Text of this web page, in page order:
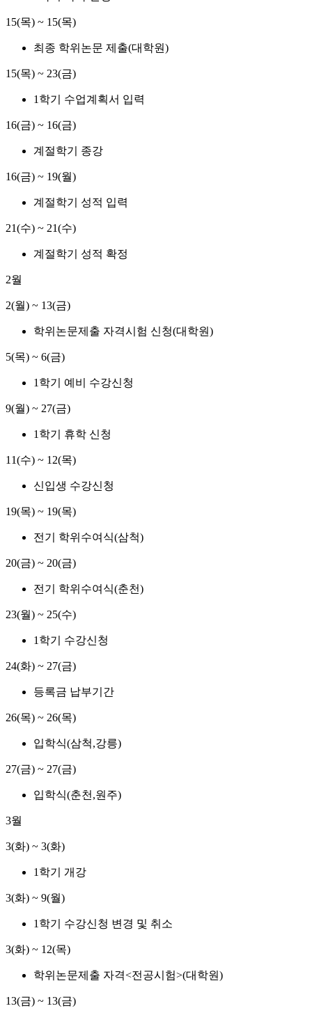
15(목) ~ 15(목)
최종 학위논문 제출(대학원)
15(목) ~ 23(금)
1학기 수업계획서 입력
16(금) ~ 16(금)
계절학기 종강
16(금) ~ 19(월)
계절학기 성적 입력
21(수) ~ 21(수)
계절학기 성적 확정
2월
2(월) ~ 13(금)
학위논문제출 자격시험 신청(대학원)
5(목) ~ 6(금)
1학기 예비 수강신청
9(월) ~ 27(금)
1학기 휴학 신청
11(수) ~ 12(목)
신입생 수강신청
19(목) ~ 19(목)
전기 학위수여식(삼척)
20(금) ~ 20(금)
전기 학위수여식(춘천)
23(월) ~ 25(수)
1학기 수강신청
24(화) ~ 27(금)
등록금 납부기간
26(목) ~ 26(목)
입학식(삼척,강릉)
27(금) ~ 27(금)
입학식(춘천,원주)
3월
3(화) ~ 3(화)
1학기 개강
3(화) ~ 9(월)
1학기 수강신청 변경 및 취소
3(화) ~ 12(목)
학위논문제출 자격<전공시험>(대학원)
13(금) ~ 13(금)